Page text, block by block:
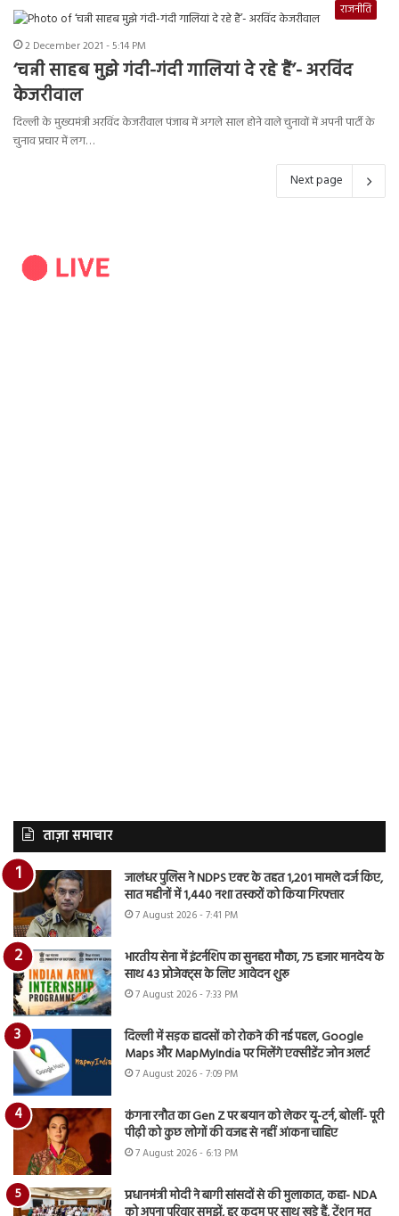
राजनीति
2 December 2021 - 5:14 PM
‘चन्नी साहब मुझे गंदी-गंदी गालियां दे रहे हैं’- अरविंद
केजरीवाल
दिल्ली के मुख्यमंत्री अरविंद केजरीवाल पंजाब में अगले साल होने वाले चुनावों में अपनी पार्टी के
चुनाव प्रचार में लग…
Next page
ताज़ा समाचार
जालंधर पुलिस ने NDPS एक्ट के तहत 1,201 मामले दर्ज किए,
सात महीनों में 1,440 नशा तस्करों को किया गिरफ्तार
7 August 2026 - 7:41 PM
भारतीय सेना में इंटर्नशिप का सुनहरा मौका, 75 हजार मानदेय के
साथ 43 प्रोजेक्ट्स के लिए आवेदन शुरू
7 August 2026 - 7:33 PM
दिल्ली में सड़क हादसों को रोकने की नई पहल, Google
Maps और MapMyIndia पर मिलेंगे एक्सीडेंट जोन अलर्ट
7 August 2026 - 7:09 PM
कंगना रनौत का Gen Z पर बयान को लेकर यू-टर्न, बोलीं- पूरी
पीढ़ी को कुछ लोगों की वजह से नहीं आंकना चाहिए
7 August 2026 - 6:13 PM
प्रधानमंत्री मोदी ने बागी सांसदों से की मुलाकात, कहा- NDA